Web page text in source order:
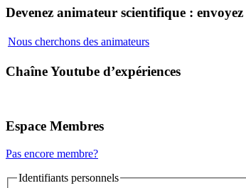
Devenez animateur scientifique :
Nous cherchons des animateurs
Chaîne Youtube d’expériences
Espace Membres
Pas encore membre?
Identifiants personnels